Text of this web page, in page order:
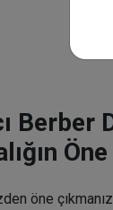
Berber
öne